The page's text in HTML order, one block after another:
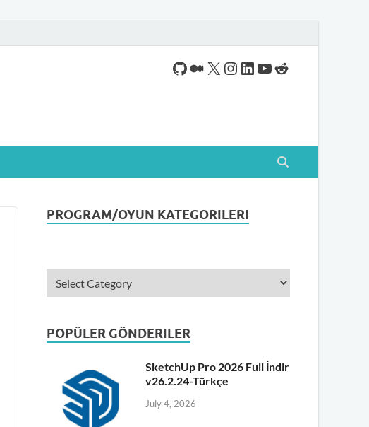
PROGRAM/OYUN KATEGORILERI
POPÜLER GÖNDERILER
SketchUp Pro 2026 Full İndir
v26.2.24-Türkçe
July 4, 2026